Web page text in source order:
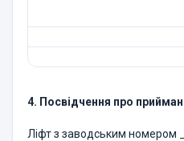
4. Посвідчення про
Ліфт з заводським номером